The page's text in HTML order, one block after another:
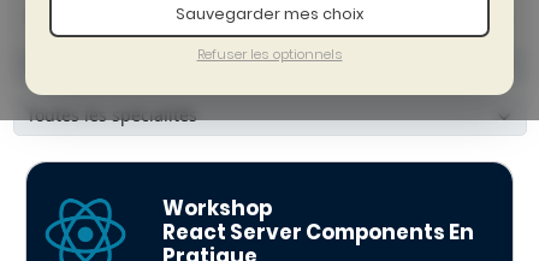
Sauvegarder mes choix
Refuser les optionnels
Workshop
React Server Components En